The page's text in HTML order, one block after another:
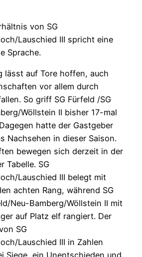
von SG
Lauschied III spricht eine
Sprache.
lässt auf Tore hoffen, auch
vor allem durch
So griff SG Fürfeld /SG
Wöllstein II bisher 17-mal
hatte der Gastgeber
Nachsehen in dieser Saison.
bewegen sich derzeit in der
Tabelle. SG
Lauschied III belegt mit
achten Rang, während SG
Neu-Bamberg/Wöllstein II mit
auf Platz elf rangiert. Der
SG
Lauschied III in Zahlen